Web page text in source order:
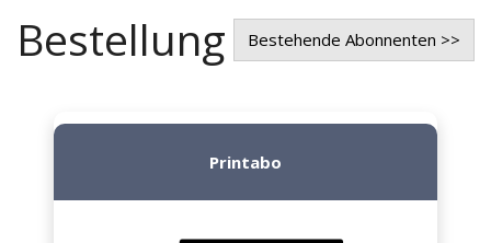
Bestellung Bestehende Abonnenten >>
Printabo